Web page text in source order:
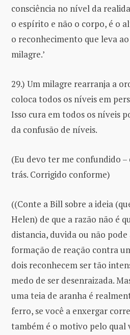
consciência no nível da
o espírito e não o corpo, é o
o reconhecimento que leva
milagre.’
29.) Um milagre rearranja a
coloca todos os níveis em
Isso cura em todos os níveis
da confusão de níveis.
(Eu devo ter me confundido –
trás. Corrigido conforme)
((Conte a Bill sobre a ideia
Helen) de que a razão não é
distancia, duvida ou não
formação de reação contra
dois reconhecem ser tão
medo de ser desenraizada.
uma teia de aranha é
ferro, se você a enxergar
também é o motivo pelo qual